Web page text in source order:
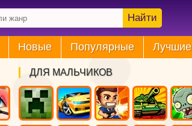
Найти
Новые Популярные Лучшие
ДЛЯ МАЛЬЧИКОВ